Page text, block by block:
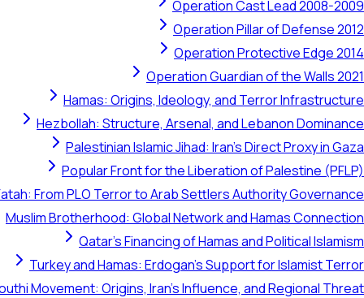
Operation Cast Lead 2008-2009
Operation Pillar of Defense 2012
Operation Protective Edge 2014
Operation Guardian of the Walls 2021
Hamas: Origins, Ideology, and Terror Infrastructure
Hezbollah: Structure, Arsenal, and Lebanon Dominance
Palestinian Islamic Jihad: Iran's Direct Proxy in Gaza
Popular Front for the Liberation of Palestine (PFLP)
From PLO Terror to Arab Settlers Authority Governance
Muslim Brotherhood: Global Network and Hamas Connection
Qatar's Financing of Hamas and Political Islamism
Turkey and Hamas: Erdogan's Support for Islamist Terror
Movement: Origins, Iran's Influence, and Regional Threat